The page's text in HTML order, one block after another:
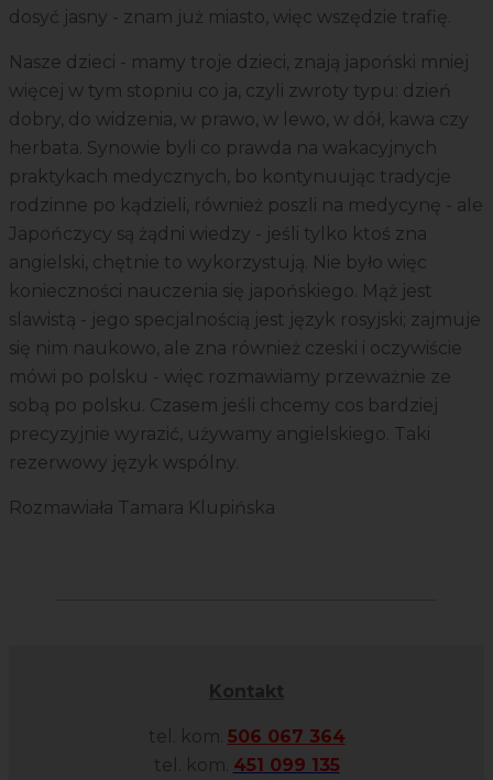
dosyć jasny - znam już miasto, więc wszędzie trafię.
Nasze dzieci - mamy troje dzieci, znają japoński mniej
więcej w tym stopniu co ja, czyli zwroty typu: dzień
dobry, do widzenia, w prawo, w lewo, w dół, kawa czy
herbata. Synowie byli co prawda na wakacyjnych
praktykach medycznych, bo kontynuując tradycje
rodzinne po kądzieli, również poszli na medycynę - ale
Japończycy są żądni wiedzy - jeśli tylko ktoś zna
angielski, chętnie to wykorzystują. Nie było więc
konieczności nauczenia się japońskiego. Mąż jest
slawistą - jego specjalnością jest język rosyjski; zajmuje
się nim naukowo, ale zna również czeski i oczywiście
mówi po polsku - więc rozmawiamy przeważnie ze
sobą po polsku. Czasem jeśli chcemy cos bardziej
precyzyjnie wyrazić, używamy angielskiego. Taki
rezerwowy język wspólny.
Rozmawiała Tamara Klupińska
Kontakt
tel. kom. 506 067 364
tel. kom. 451 099 135